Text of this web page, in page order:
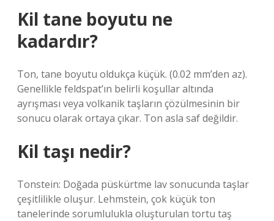
Kil tane boyutu ne
kadardır?
Ton, tane boyutu oldukça küçük. (0.02 mm’den az).
Genellikle feldspat’ın belirli koşullar altında
ayrışması veya volkanik taşların çözülmesinin bir
sonucu olarak ortaya çıkar. Ton asla saf değildir.
Kil taşı nedir?
Tonstein: Doğada püskürtme lav sonucunda taşlar
çeşitlilikle oluşur. Lehmstein, çok küçük ton
tanelerinde sorumlulukla oluşturulan tortu taş